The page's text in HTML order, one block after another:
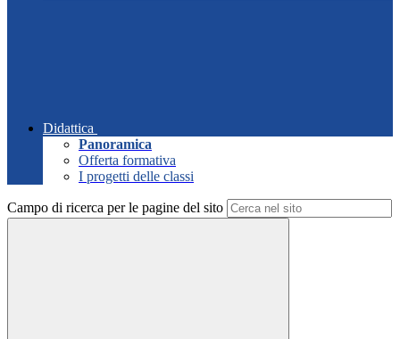
Didattica
Panoramica
Offerta formativa
I progetti delle classi
Campo di ricerca per le pagine del sito